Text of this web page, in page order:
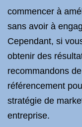
commencer à
sans avoir à
Cependant, si
obtenir des
recommandons
référencement
stratégie de
entreprise.